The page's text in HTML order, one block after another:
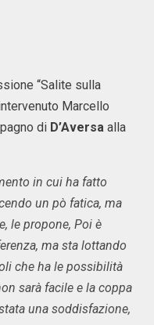
“Salite sulla
Marcello
di D’Aversa alla
in cui ha fatto
un pò fatica, ma
le propone, Poi è
ma sta lottando
che ha le possibilità
sarà facile e la coppa
una soddisfazione,